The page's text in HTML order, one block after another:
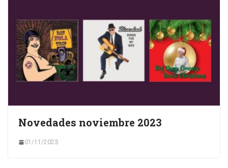
Novedades noviembre 2023
01/11/2023